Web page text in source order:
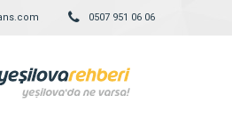
0507 951 06 06